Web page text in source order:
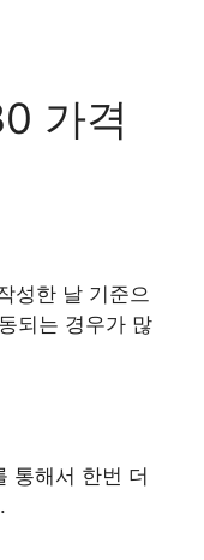
가격
성한 날 기준으
되는 경우가 많
통해서 한번 더